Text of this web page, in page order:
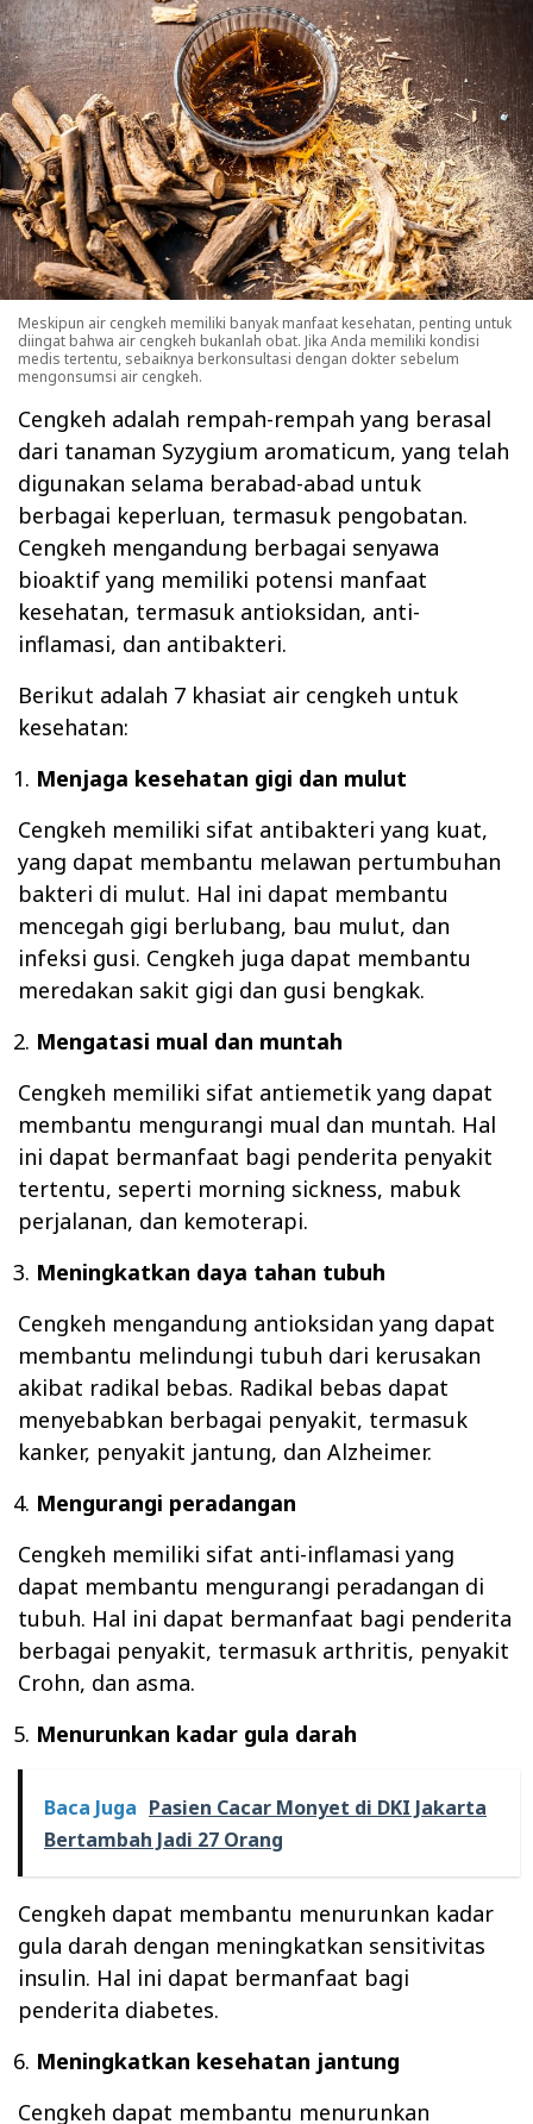
Meskipun air cengkeh memiliki banyak manfaat kesehatan, penting untuk
diingat bahwa air cengkeh bukanlah obat. Jika Anda memiliki kondisi
medis tertentu, sebaiknya berkonsultasi dengan dokter sebelum
mengonsumsi air cengkeh.
Cengkeh adalah rempah-rempah yang berasal
dari tanaman Syzygium aromaticum, yang telah
digunakan selama berabad-abad untuk
berbagai keperluan, termasuk pengobatan.
Cengkeh mengandung berbagai senyawa
bioaktif yang memiliki potensi manfaat
kesehatan, termasuk antioksidan, anti-
inflamasi, dan antibakteri.
Berikut adalah 7 khasiat air cengkeh untuk
kesehatan:
Menjaga kesehatan gigi dan mulut
Cengkeh memiliki sifat antibakteri yang kuat,
yang dapat membantu melawan pertumbuhan
bakteri di mulut. Hal ini dapat membantu
mencegah gigi berlubang, bau mulut, dan
infeksi gusi. Cengkeh juga dapat membantu
meredakan sakit gigi dan gusi bengkak.
Mengatasi mual dan muntah
Cengkeh memiliki sifat antiemetik yang dapat
membantu mengurangi mual dan muntah. Hal
ini dapat bermanfaat bagi penderita penyakit
tertentu, seperti morning sickness, mabuk
perjalanan, dan kemoterapi.
Meningkatkan daya tahan tubuh
Cengkeh mengandung antioksidan yang dapat
membantu melindungi tubuh dari kerusakan
akibat radikal bebas. Radikal bebas dapat
menyebabkan berbagai penyakit, termasuk
kanker, penyakit jantung, dan Alzheimer.
Mengurangi peradangan
Cengkeh memiliki sifat anti-inflamasi yang
dapat membantu mengurangi peradangan di
tubuh. Hal ini dapat bermanfaat bagi penderita
berbagai penyakit, termasuk arthritis, penyakit
Crohn, dan asma.
Menurunkan kadar gula darah
Baca Juga Pasien Cacar Monyet di DKI Jakarta
Bertambah Jadi 27 Orang
Cengkeh dapat membantu menurunkan kadar
gula darah dengan meningkatkan sensitivitas
insulin. Hal ini dapat bermanfaat bagi
penderita diabetes.
Meningkatkan kesehatan jantung
Cengkeh dapat membantu menurunkan